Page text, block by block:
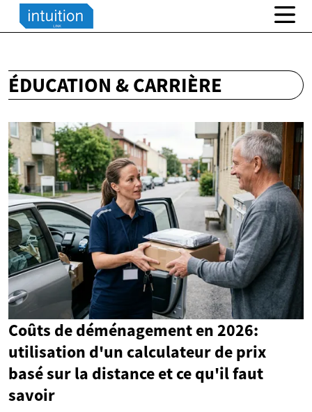
ÉDUCATION & CARRIÈRE
Coûts de déménagement en 2026:
utilisation d'un calculateur de prix
basé sur la distance et ce qu'il faut
savoir